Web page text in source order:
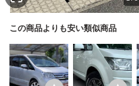
この商品よりも安い類似商品